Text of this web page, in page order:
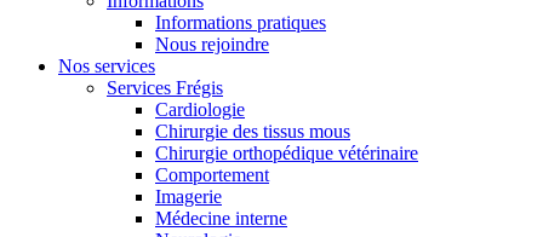
Informations pratiques
Nous rejoindre
Nos services
Services Frégis
Cardiologie
Chirurgie des tissus mous
Chirurgie orthopédique vétérinaire
Comportement
Imagerie
Médecine interne